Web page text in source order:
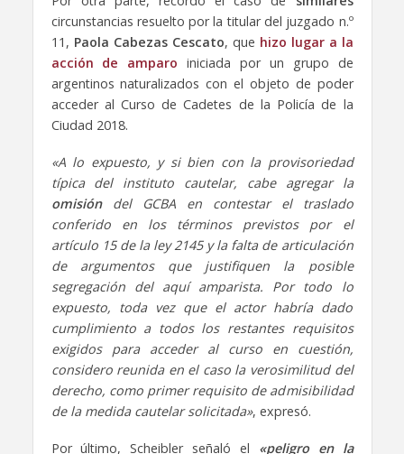
circunstancias resuelto por la titular del juzgado n.º
11, Paola Cabezas Cescato, que hizo lugar a la
acción de amparo iniciada por un grupo de
argentinos naturalizados con el objeto de poder
acceder al Curso de Cadetes de la Policía de la
Ciudad 2018.
«A lo expuesto, y si bien con la provisoriedad
típica del instituto cautelar, cabe agregar la
omisióndel GCBA en contestar el traslado
conferido en los términos previstos por el
artículo 15 de la ley 2145 y la falta de articulación
de argumentos que justifiquen la posible
segregación del aquí amparista. Por todo lo
expuesto, toda vez que el actor habría dado
cumplimiento a todos los restantes requisitos
exigidos para acceder al curso en cuestión,
considero reunida en el caso la verosimilitud del
derecho, como primer requisito de admisibilidad
de la medida cautelar solicitada», expresó.
Por último, Scheibler señaló el «peligro en la